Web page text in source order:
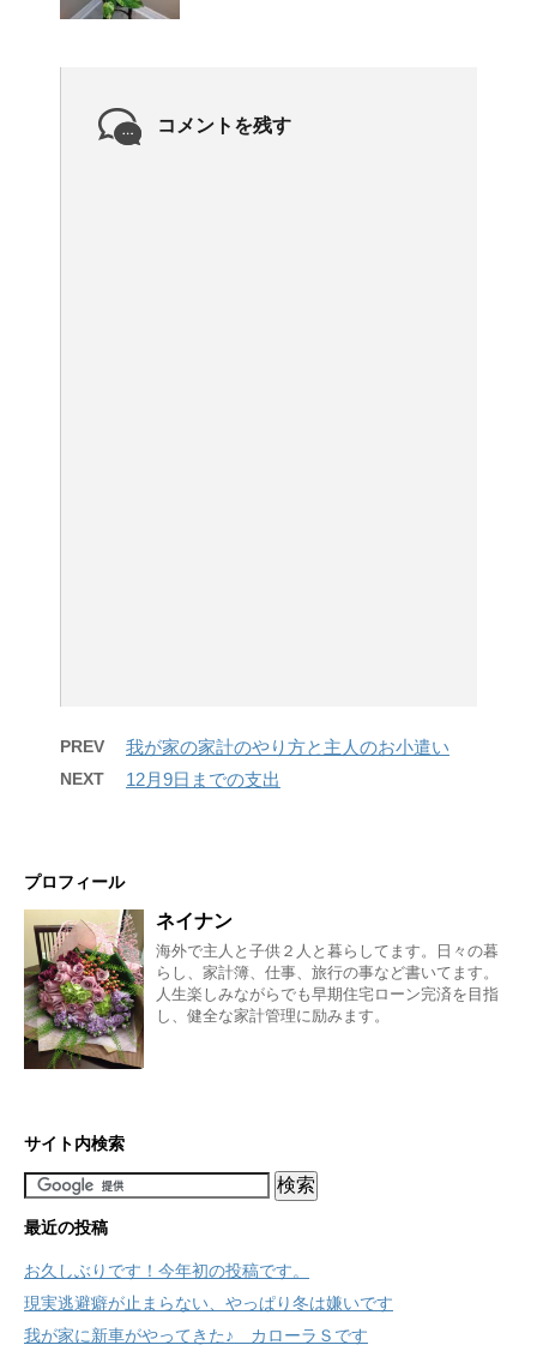
コメントを残す
PREV 我が家の家計のやり方と主人のお小遣い
NEXT 12月9日までの支出
プロフィール
ネイナン
海外で主人と子供２人と暮らしてます。日々の暮
らし、家計簿、仕事、旅行の事など書いてます。
人生楽しみながらでも早期住宅ローン完済を目指
し、健全な家計管理に励みます。
サイト内検索
最近の投稿
お久しぶりです！今年初の投稿です。
現実逃避癖が止まらない、やっぱり冬は嫌いです
我が家に新車がやってきた♪ カローラＳです